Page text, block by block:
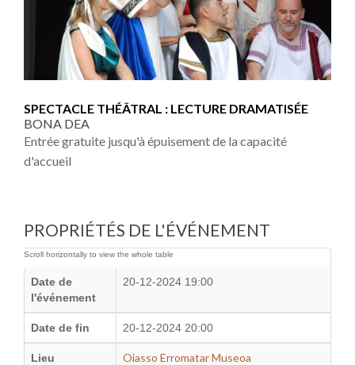
SPECTACLE THÉÂTRAL : LECTURE DRAMATISÉE
BONA DEA
Entrée gratuite jusqu'à épuisement de la capacité
d'accueil
PROPRIÉTÉS DE L'ÉVÉNEMENT
Date de
l'événement
20-12-2024 19:00
Date de fin 20-12-2024 20:00
Lieu Oiasso Erromatar Museoa